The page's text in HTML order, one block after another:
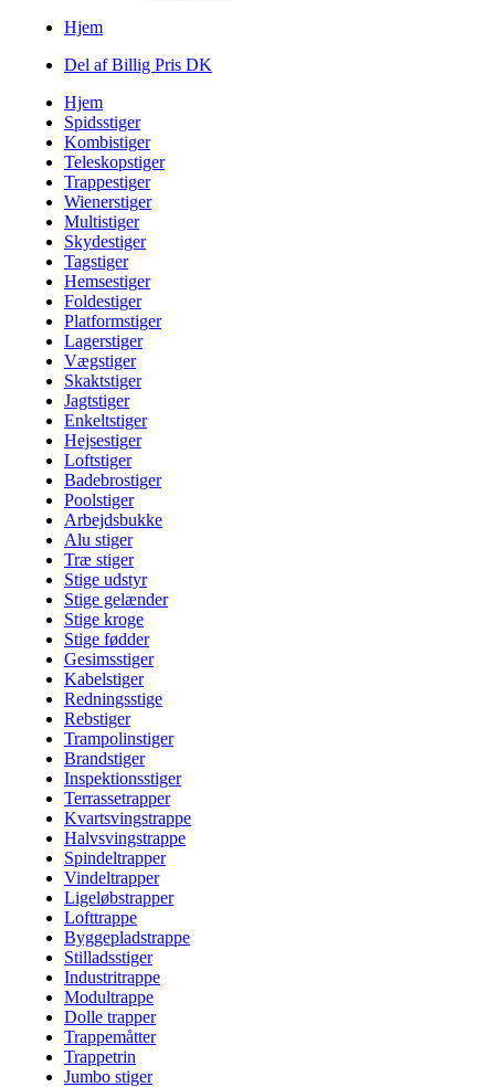
Hjem
Del af Billig Pris DK
Hjem
Spidsstiger
Kombistiger
Teleskopstiger
Trappestiger
Wienerstiger
Multistiger
Skydestiger
Tagstiger
Hemsestiger
Foldestiger
Platformstiger
Lagerstiger
Vægstiger
Skaktstiger
Jagtstiger
Enkeltstiger
Hejsestiger
Loftstiger
Badebrostiger
Poolstiger
Arbejdsbukke
Alu stiger
Træ stiger
Stige udstyr
Stige gelænder
Stige kroge
Stige fødder
Gesimsstiger
Kabelstiger
Redningsstige
Rebstiger
Trampolinstiger
Brandstiger
Inspektionsstiger
Terrassetrapper
Kvartsvingstrappe
Halvsvingstrappe
Spindeltrapper
Vindeltrapper
Ligeløbstrapper
Lofttrappe
Byggepladstrappe
Stilladsstiger
Industritrappe
Modultrappe
Dolle trapper
Trappemåtter
Trappetrin
Jumbo stiger